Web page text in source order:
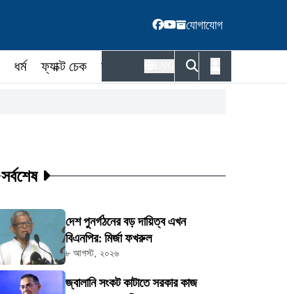
যোগাযোগ
ধর্ম ফ্যাক্ট চেক কর্মকর্তা
সর্বশেষ
দেশ পুনর্গঠনের বড় দায়িত্ব এখন
বিএনপির: মির্জা ফখরুল
৮ আগস্ট, ২০২৬
জ্বালানি সংকট কাটাতে সরকার কাজ